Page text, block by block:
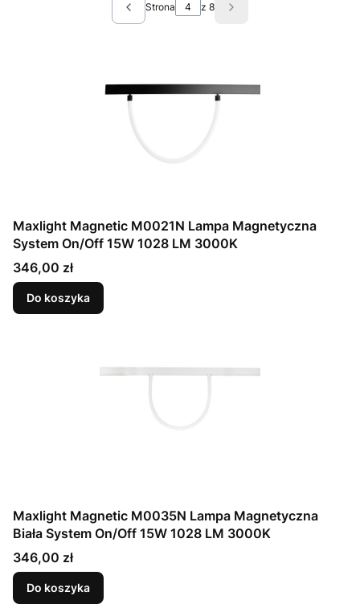
Poprzednie produkty
Strona z 8 Następne produkty
Maxlight Magnetic M0021N Lampa Magnetyczna
System On/Off 15W 1028 LM 3000K
Cena
346,00 zł
Do koszyka
Maxlight Magnetic M0035N Lampa Magnetyczna
Biała System On/Off 15W 1028 LM 3000K
Cena
346,00 zł
Do koszyka